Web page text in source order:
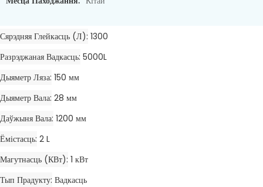
Сярэдняя Глейкасць (л) 1300
Разрэджаная Вадкасць 5000L
Дыяметр Ляза 150 мм
Дыяметр Вала 28 мм
Даўжыня Вала 1200 мм
Ёмістасць 2 L
Магутнасць (кВт) 1 кВт
Тып Прадукту Вадкасць